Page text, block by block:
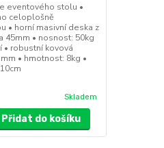
eventového stolu •
celoplošně
• horní masivní deska z
• nosnost: 50kg
• robustní kovová
• hmotnost: 8kg •
Skladem
Přidat do košíku